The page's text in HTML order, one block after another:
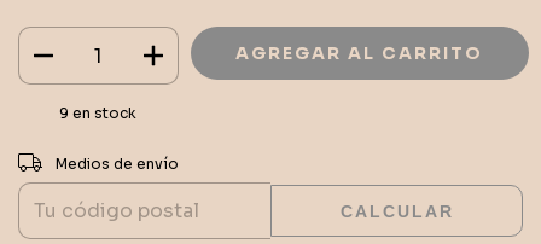
9 en stock
Entregas para el CP:
Medios de envío
CALCULAR